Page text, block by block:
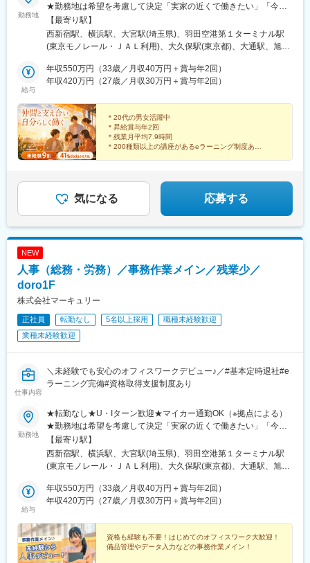
勤務地
★勤務地は希望を考慮して決定「実家の近くで働きたい」「今の
生活圏を変えたくない」そんな希望も相談OKです。地元に戻って
の就職・転職も応援します！生活スタイルが変わって、勤務エリ
アを変えたいという相談も可能です！■北海道・東北：北海道・青
南関東：東京・神奈川・埼玉・千葉■中部：岐阜・愛知・静岡・石
川・新潟・長野・富山・福井・三重■近畿：滋賀・大阪・兵庫・奈
香川・愛媛■九州：福岡・長崎・大分・熊本・宮崎・鹿児島・沖縄
【最寄り駅】
西新宿駅、横浜駅、大宮駅(埼玉県)、羽田空港第１ターミナル駅
(東京モノレール・ＪＡＬ利用)、大久保駅(東京都)、大通駅、旭川
亀島駅、新浜松駅、新潟駅、新静岡駅、三島広小路駅、北鉄金沢
駅、長野駅、電気ビル前駅、福井駅、北新地駅、姫路駅、なんば
神南駅、眉山ロープウェイ山麓駅、浦添前田駅、通町筋駅、宮崎
駅、渋谷駅、新宿駅、新宿三丁目駅、池袋駅、吉祥寺駅、町田
駅、八王子駅、立川駅、新横浜駅、川崎駅、座間駅、相模原駅、
藤沢駅、海老名駅(相模線)、浦和駅、さいたま新都心駅、川口駅、
上尾駅、新座駅、熊谷駅、春日部駅、千葉中央駅、千葉みなと
駅、伊勢崎駅、前橋駅、世良田駅、桐生駅、栃木駅、小山駅、札
幌駅、函館駅、小樽駅、千歳駅(北海道)、青森駅、一ノ関駅、遠野
駅、久慈駅、水沢駅、秋田駅、横手駅、あおば通駅、泉中央駅、
岡県)、大場駅、西金沢駅、松任駅、野々市工大前駅、小松駅、亀
田駅、白山駅(新潟県)、新津駅、燕三条駅、東三条駅、篠ノ井駅、
松本駅、上諏訪駅、富山駅、高岡駅、新高岡駅、魚津駅、福井城
址大名町駅、水居駅、丸岡駅、岐阜駅、高山駅、名鉄岐阜駅、大
垣駅、津駅、近鉄四日市駅、津新町駅、鈴鹿市駅、播磨駅、草津
駅(滋賀県)、大津駅、南草津駅、彦根駅、長浜駅、西梅田駅、梅田
駅(地下鉄)、布施駅、堺市駅、ハーバーランド駅、三ノ宮駅、西宮
木駅、和歌山駅、和歌山市駅、後藤駅、弓ケ浜駅、鳥取駅、松江
駅、出雲市駅、山口駅(山口県)、下関駅、徳島駅、佐古駅、阿南
博多駅、天神駅、小倉駅(福岡県)、久留米駅、原田駅(福岡県)、行
橋駅、南行橋駅、長崎駅(長崎県)、長崎駅前駅、大分駅、賀来駅、
西大分駅、熊本駅、南宮崎駅、都城駅、鹿児島駅、谷山駅(鹿児島
市電)、那覇空港駅(鉄道)、県庁前駅(沖縄県)、おもろまち駅、都庁
前駅、神奈川駅、羽田空港第１・第２ターミナル駅(京急)、新大久
保駅、さっぽろ駅、広瀬通駅、宇都宮駅東口駅、金沢駅、市役所
前駅(長野県)、桜橋駅(富山県)、東梅田駅、なんば駅(地下鉄)、岡
山駅前駅、市役所前駅(愛媛県)、片原町駅(香川県)、熊本城・市役
所前駅、新宿御苑前駅、要町駅、京王八王子駅、立川南駅、平沼
工機前駅、中央前橋駅、西桐生駅、函館駅前駅、仙台駅(地下鉄)、
曽根田駅、近鉄名古屋駅、大須観音駅、新豊橋駅、豊川稲荷駅、
第一通り駅、新西金沢駅、西松本駅、新魚津駅、あすなろう四日
給与
年収550万円（33歳／月収40万円＋賞与年2回）
年収420万円（27歳／月収30万円＋賞与年2回）
＊20代の男女活躍中
＊昇給賞与年2回
＊残業月平均7.9時間
＊200種類以上の講座があるeラーニング制度あり
それぞれの個性を活かしながら、
のびのびと働いています！
気になる 応募する
NEW
人事（総務・労務）／事務作業メイン／残業少／
doro1F
株式会社マーキュリー
正社員 転勤なし 5名以上採用
職種未経験歓迎
業種未経験歓迎
仕事内容
＼未経験でも安心のオフィスワークデビュー♪／#基本定時退社#e
ラーニング完備#資格取得支援制度あり
勤務地
★転勤なし★U・Iターン歓迎★マイカー通勤OK（※拠点による）
★勤務地は希望を考慮して決定「実家の近くで働きたい」「今の
生活圏を変えたくない」そんな希望も相談OKです。地元に戻って
の就職・転職も応援します！生活スタイルが変わって、勤務エリ
アを変えたいという相談も可能です！■北海道・東北：北海道・青
南関東：東京・神奈川・埼玉・千葉■中部：岐阜・愛知・静岡・石
川・新潟・長野・富山・福井・三重■近畿：滋賀・大阪・兵庫・奈
香川・愛媛■九州：福岡・長崎・大分・熊本・宮崎・鹿児島・沖縄
【最寄り駅】
西新宿駅、横浜駅、大宮駅(埼玉県)、羽田空港第１ターミナル駅
(東京モノレール・ＪＡＬ利用)、大久保駅(東京都)、大通駅、旭川
亀島駅、新浜松駅、新潟駅、新静岡駅、三島広小路駅、北鉄金沢
駅、長野駅、電気ビル前駅、福井駅、北新地駅、姫路駅、なんば
神南駅、眉山ロープウェイ山麓駅、浦添前田駅、通町筋駅、宮崎
駅、渋谷駅、新宿駅、新宿三丁目駅、池袋駅、吉祥寺駅、町田
駅、八王子駅、立川駅、新横浜駅、川崎駅、座間駅、相模原駅、
給与
年収550万円（33歳／月収40万円＋賞与年2回）
年収420万円（27歳／月収30万円＋賞与年2回）
資格も経験も不要！はじめてのオフィスワーク大歓迎！
備品管理やデータ入力などの事務作業メイン！